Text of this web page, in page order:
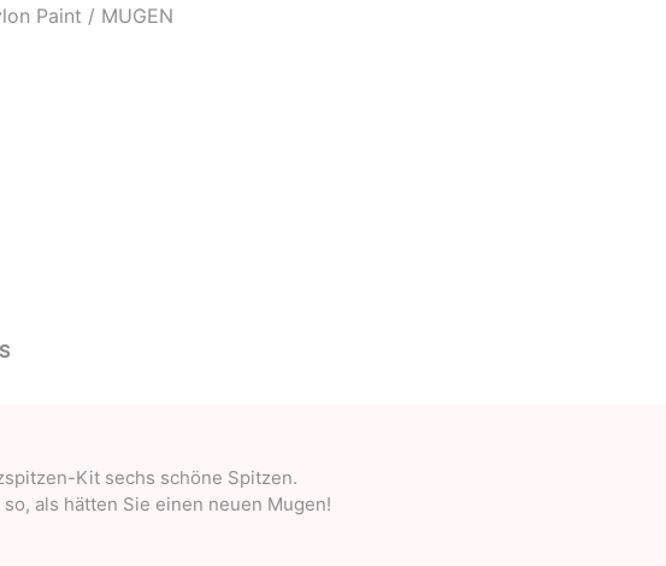
Paint / MUGEN
Kit sechs schöne Spitzen.
als hätten Sie einen neuen Mugen!